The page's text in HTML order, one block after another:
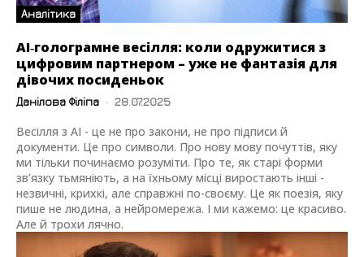
Аналітика
AI‑голограмне весілля: коли одружитися з
цифровим партнером – уже не фантазія для
дівочих посиденьок
Данілова Філіпа - 28.07.2025
Весілля з AI - це не про закони, не про підписи й
документи. Це про символи. Про нову мову почуттів, яку
ми тільки починаємо розуміти. Про те, як старі форми
зв’язку тьмяніють, а на їхньому місці виростають інші -
незвичні, крихкі, але справжні по-своєму. Це як поезія, яку
пише не людина, а нейромережа. І ми кажемо: це красиво.
Але й трохи лячно.